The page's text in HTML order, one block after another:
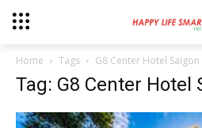
Home Tags G8 Center Hotel Saigon
Tag: G8 Center Hotel